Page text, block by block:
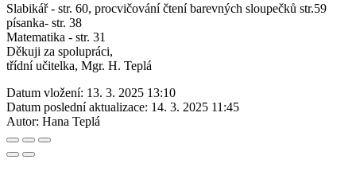
Slabikář - str. 60, procvičování čtení barevných sloupečků str.59
písanka- str. 38
Matematika - str. 31
Děkuji za spolupráci,
třídní učitelka, Mgr. H. Teplá
Datum vložení: 13. 3. 2025 13:10
Datum poslední aktualizace: 14. 3. 2025 11:45
Autor: Hana Teplá